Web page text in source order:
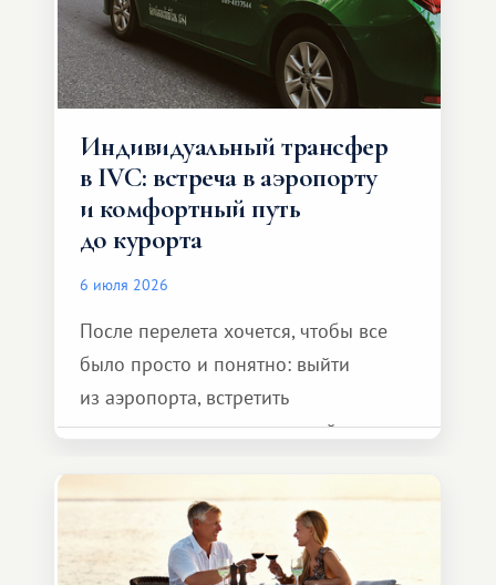
Индивидуальный трансфер
в IVC: встреча в аэропорту
и комфортный путь
до курорта
6 июля 2026
После перелета хочется, чтобы все
было просто и понятно: выйти
из аэропорта, встретить
представителя транспортной
и спокойно доехать до курорта.